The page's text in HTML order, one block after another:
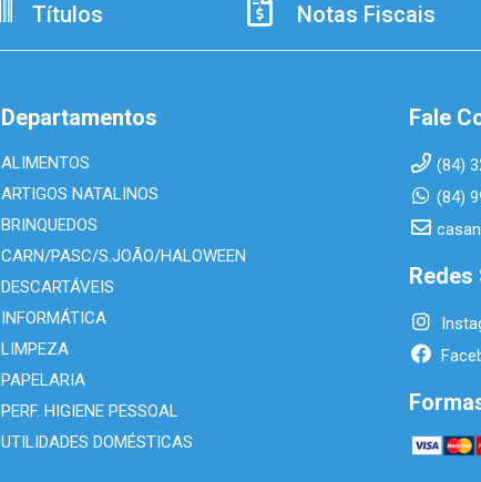
Títulos Notas Fiscais
Departamentos
ALIMENTOS
ARTIGOS NATALINOS
BRINQUEDOS
CARN/PASC/S.JOÃO/HALOWEEN
DESCARTÁVEIS
INFORMÁTICA
LIMPEZA
PAPELARIA
PERF. HIGIENE PESSOAL
UTILIDADES DOMÉSTICAS
Fale
(84)
(84)
Redes